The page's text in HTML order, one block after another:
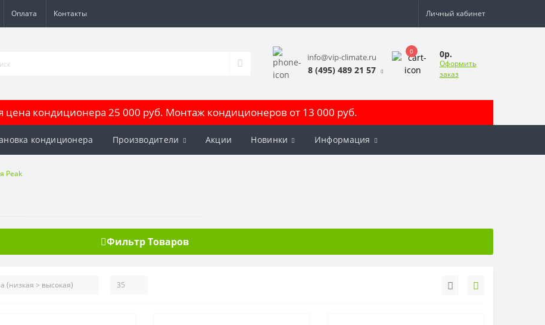
Оплата Контакты Личный кабинет
info@vip-climate.ru
8 (495) 489 21 57
0 0р.
Оформить
заказ
кондиционера 25 000 руб. Монтаж кондиционеров от 13 000 руб.
кондиционера Производители Акции Новинки Информация
Peak
Фильтр Товаров